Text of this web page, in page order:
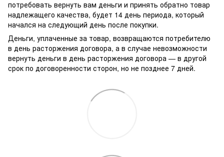
потребовать вернуть вам деньги и принять обратно товар
надлежащего качества, будет 14 день периода, который
начался на следующий день после покупки.
Деньги, уплаченные за товар, возвращаются потребителю
в день расторжения договора, а в случае невозможности
вернуть деньги в день расторжения договора — в другой
срок по договоренности сторон, но не позднее 7 дней.